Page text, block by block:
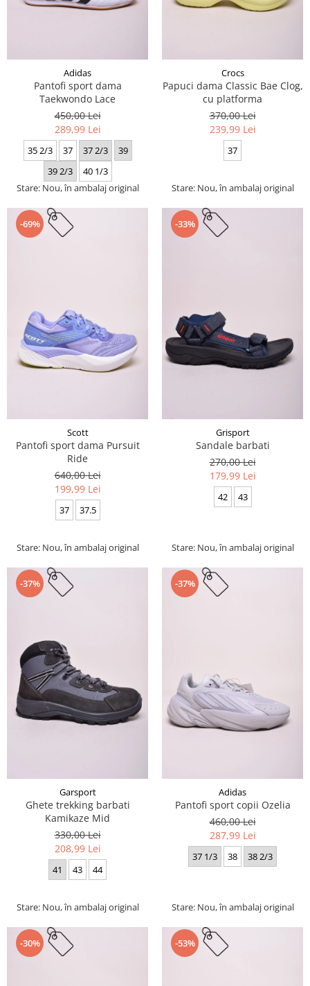
Adidas
Pantofi sport dama
Taekwondo Lace
450,00 Lei
289,99 Lei
35 2/3 37 37 2/3
39
39 2/3
40 1/3
Stare: Nou, în ambalaj original
Crocs
Papuci dama Classic Bae Clog,
cu platforma
370,00 Lei
239,99 Lei
37
Stare: Nou, în ambalaj original
-69%
Scott
Pantofi sport dama Pursuit
Ride
640,00 Lei
199,99 Lei
37 37.5
Stare: Nou, în ambalaj original
-33%
Grisport
Sandale barbati
270,00 Lei
179,99 Lei
42 43
Stare: Nou, în ambalaj original
-37%
Garsport
Ghete trekking barbati
Kamikaze Mid
330,00 Lei
208,99 Lei
41 43 44
Stare: Nou, în ambalaj original
-37%
Adidas
Pantofi sport copii Ozelia
460,00 Lei
287,99 Lei
37 1/3 38 38 2/3
Stare: Nou, în ambalaj original
-30% -53%